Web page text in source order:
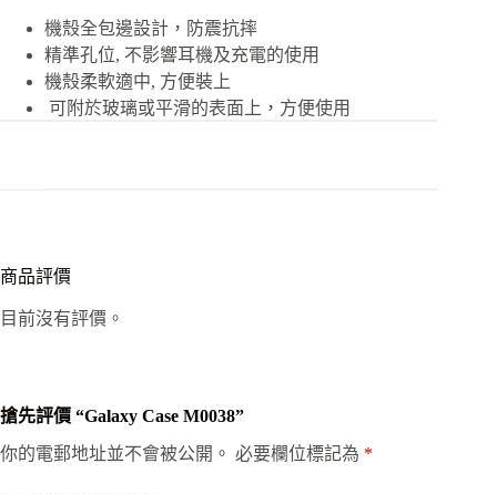
機殼全包邊設計，防震抗摔
精準孔位, 不影響耳機及充電的使用
機殼柔軟適中, 方便裝上
可附於玻璃或平滑的表面上，方便使用
商品評價
目前沒有評價。
搶先評價 “Galaxy Case M0038”
你的電郵地址並不會被公開。 必要欄位標記為 *